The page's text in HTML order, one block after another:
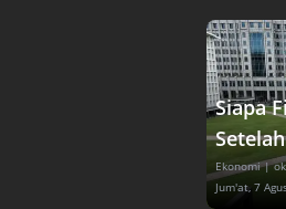
Siapa
Ekonomi |
Jum'at, 7